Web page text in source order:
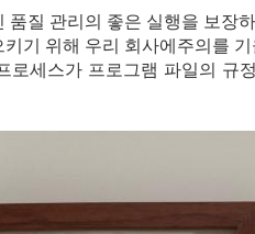
품질 관리의 좋은 실행을 보장
키기 위해 우리 회사에주의를
로세스가 프로그램 파일의 규